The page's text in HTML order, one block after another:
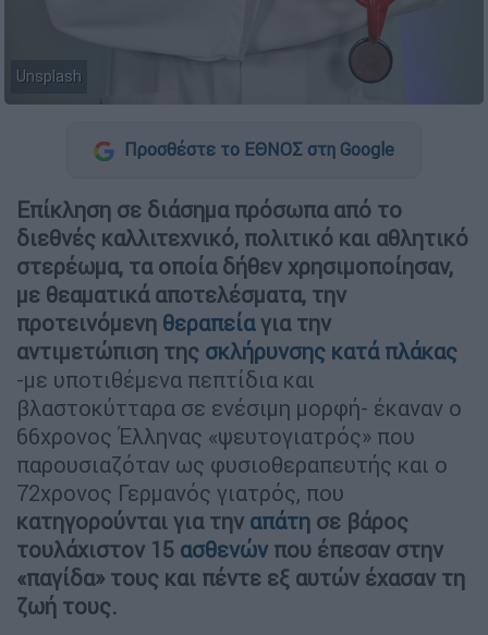
Unsplash
Προσθέστε το ΕΘΝΟΣ στη Google
Επίκληση σε διάσημα πρόσωπα από το
διεθνές καλλιτεχνικό, πολιτικό και αθλητικό
στερέωμα, τα οποία δήθεν χρησιμοποίησαν,
με θεαματικά αποτελέσματα, την
προτεινόμενη θεραπείαγια την
αντιμετώπιση της σκλήρυνσης κατά πλάκας
-με υποτιθέμενα πεπτίδια και
βλαστοκύτταρα σε ενέσιμη μορφή- έκαναν ο
66χρονος Έλληνας «ψευτογιατρός» που
παρουσιαζόταν ως φυσιοθεραπευτής και ο
72χρονος Γερμανός γιατρός, που
κατηγορούνται για την απάτη σε βάρος
τουλάχιστον 15 ασθενώνπου έπεσαν στην
«παγίδα» τους και πέντε εξ αυτών έχασαν τη
ζωή τους.